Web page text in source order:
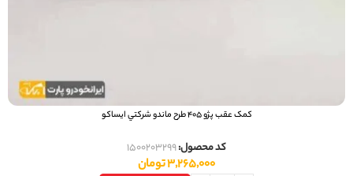
کمک عقب پژو 405 طرح ماندو شرکتي ایساکو
کد محصول:1500203299
3,265,000تومان